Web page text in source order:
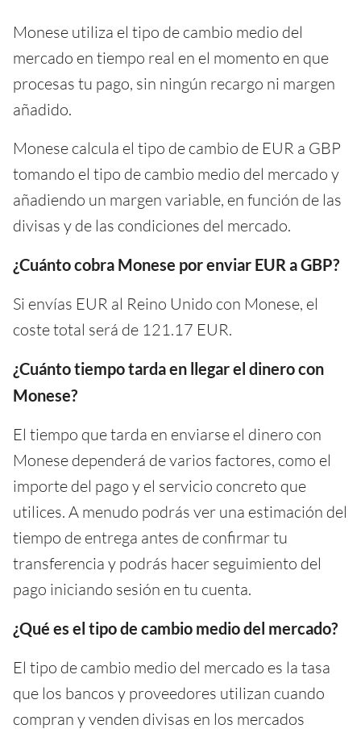
Monese utiliza el tipo de cambio medio del
mercado en tiempo real en el momento en que
procesas tu pago, sin ningún recargo ni margen
añadido.
Monese calcula el tipo de cambio de EUR a GBP
tomando el tipo de cambio medio del mercado y
añadiendo un margen variable, en función de las
divisas y de las condiciones del mercado.
¿Cuánto cobra Monese por enviar EUR a GBP?
Si envías EUR al Reino Unido con Monese, el
coste total será de 121.17 EUR.
¿Cuánto tiempo tarda en llegar el dinero con
Monese?
El tiempo que tarda en enviarse el dinero con
Monese dependerá de varios factores, como el
importe del pago y el servicio concreto que
utilices. A menudo podrás ver una estimación del
tiempo de entrega antes de confirmar tu
transferencia y podrás hacer seguimiento del
pago iniciando sesión en tu cuenta.
¿Qué es el tipo de cambio medio del mercado?
El tipo de cambio medio del mercado es la tasa
que los bancos y proveedores utilizan cuando
compran y venden divisas en los mercados